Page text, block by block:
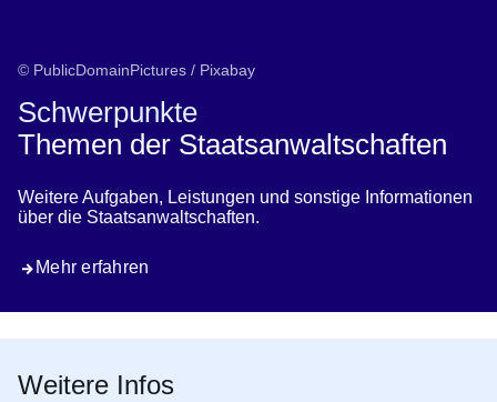
© PublicDomainPictures / Pixabay
Schwerpunkte
Themen der Staatsanwaltschaften
Weitere Aufgaben, Leistungen und sonstige Informationen
über die Staatsanwaltschaften.
Mehr erfahren
Weitere Infos